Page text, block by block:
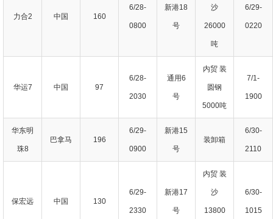
力合2 中国 160
6/28-
0800
新港18
号
沙
26000
吨
6/29-
0220
华运7 中国 97
6/28-
2030
通用6
号
内贸 装
圆钢
5000吨
7/1-
1900
华东明
珠8
巴拿马 196
6/29-
0900
新港15
号
装卸箱
6/30-
2110
保宏远 中国 130
6/29-
2330
新港17
号
内贸 装
沙
13800
6/30-
1015